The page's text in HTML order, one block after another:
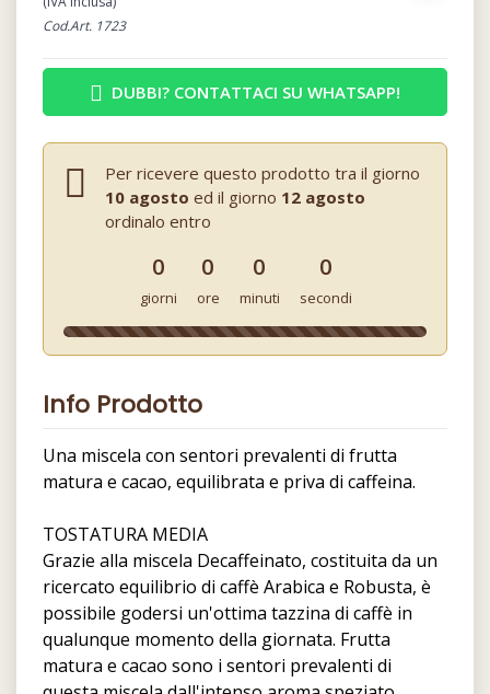
Cod.Art. 1723
DUBBI? CONTATTACI SU WHATSAPP!
Per ricevere questo prodotto tra il giorno
10 agosto ed il giorno 12 agosto
ordinalo entro
0
giorni
0
ore
0
minuti
0
secondi
Info Prodotto
Una miscela con sentori prevalenti di frutta
matura e cacao, equilibrata e priva di caffeina.
TOSTATURA MEDIA
Grazie alla miscela Decaffeinato, costituita da un
ricercato equilibrio di caffè Arabica e Robusta, è
possibile godersi un'ottima tazzina di caffè in
qualunque momento della giornata. Frutta
matura e cacao sono i sentori prevalenti di